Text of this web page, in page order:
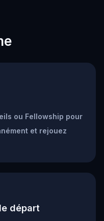
ou Fellowship pour
et rejouez
départ